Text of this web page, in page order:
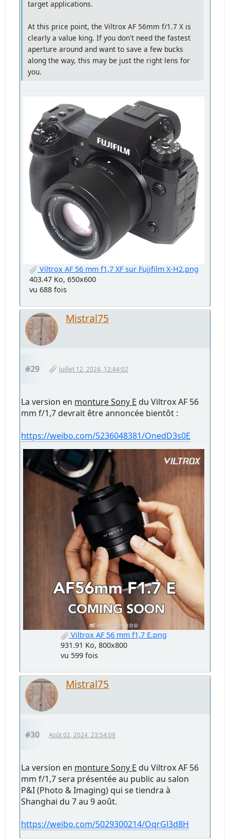
target applications.
At this price point, the Viltrox AF 56mm f/1.7 X is
clearly a value king. If you don't need the fastest
aperture around and want to save a few bucks
along the way, this may be just the right lens for
you.
Viltrox AF 56 mm f1,7 XF sur Fujifilm X-H2.png
403.47 Ko, 650x600
vu 688 fois
Mistral75
#29 Juillet 12, 2024, 12:44:02
La version en monture Sony E du Viltrox AF 56
mm f/1,7 devrait être annoncée bientôt :
https://weibo.com/5236048381/OnedD3s0E
Viltrox AF 56 mm f1,7 E.png
931.91 Ko, 800x800
vu 599 fois
Mistral75
#30 Août 02, 2024, 23:54:09
La version en monture Sony E du Viltrox AF 56
mm f/1,7 sera présentée au public au salon
P&I (Photo & Imaging) qui se tiendra à
Shanghai du 7 au 9 août.
https://weibo.com/5029300214/OqrGl3d8H